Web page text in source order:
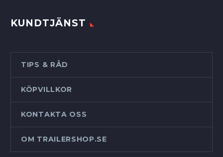
KUNDTJÄNST
TIPS & RÅD
KÖPVILLKOR
KONTAKTA OSS
OM TRAILERSHOP.SE